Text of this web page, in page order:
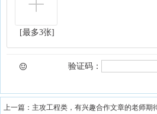
[最多3张]
验证码：
上一篇： 主攻工程类，有兴趣合作文章的老师期